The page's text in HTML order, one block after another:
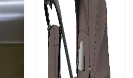
ТОВАРІВ: